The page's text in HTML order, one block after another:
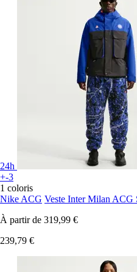
24h
+-3
1 coloris
Nike ACG Veste Inter Milan
À partir de 319,99 €
239,79 €